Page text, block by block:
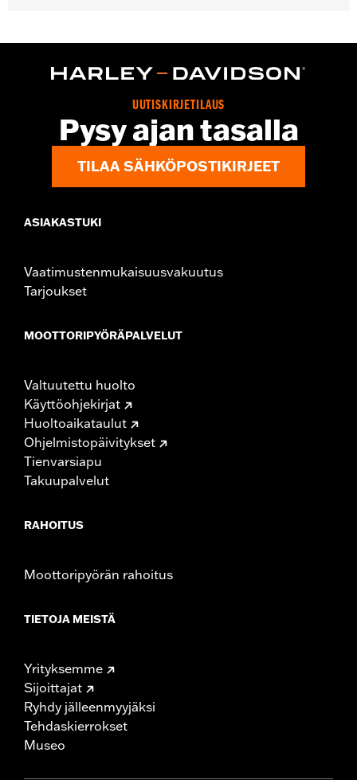
WARRANTY:2 year limited warranty – Go towww.h-
Imported
UUTISKIRJETILAUS
Pysy ajan tasalla
TILAA SÄHKÖPOSTIKIRJEET
ASIAKASTUKI
Vaatimustenmukaisuusvakuutus
Tarjoukset
MOOTTORIPYÖRÄPALVELUT
Valtuutettu huolto
Käyttöohjekirjat
Huoltoaikataulut
Ohjelmistopäivitykset
Tienvarsiapu
Takuupalvelut
RAHOITUS
Moottoripyörän rahoitus
TIETOJA MEISTÄ
Yrityksemme
Sijoittajat
Ryhdy jälleenmyyjäksi
Tehdaskierrokset
Museo